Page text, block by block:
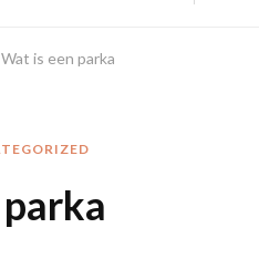
Wat is een parka